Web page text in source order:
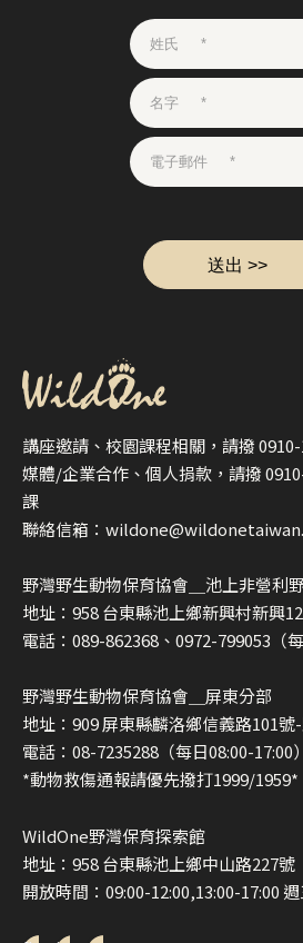
講座邀請、校園課程相關，請撥
媒體/企業合作、個人捐款，請撥
課
聯絡信箱：
野灣野生動物保育協會＿池上非營利
地址：958 台東縣池上鄉新興村新興
電話：089-862368、0972-799053（每
野灣野生動物保育協會＿屏東分部
地址：909 屏東縣麟洛鄉信義路101
電話：08-7235288（每日08:00-17:00）
*動物救傷通報請優先撥打1999/1959*
WildOne野灣保育探索館
地址：958 台東縣池上鄉中山路227號
開放時間：09:00-12:00,13:00-17:00